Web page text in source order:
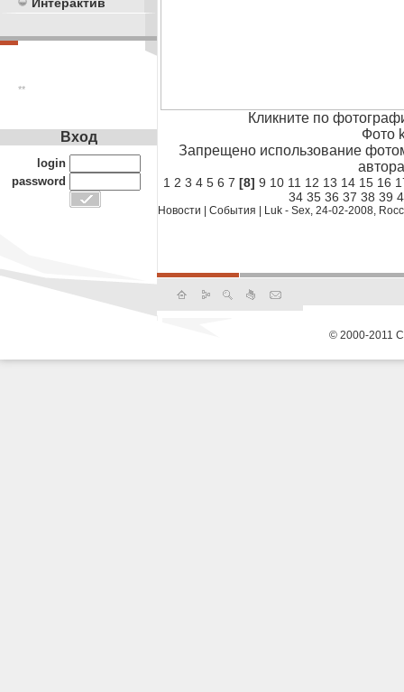
**
Кликните по
Фото
Запрещено использование
1 2 3 4 5 6 7 [8] 9 10 11 12 13 14 15 16
34 35 36 37 38 39
Новости События Luk - Sex, 24-02-2008,
Вход
login
password
© 2000-2011